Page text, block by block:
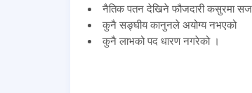
नैतिक पतन देखिने फौजदारी कसुरमा
कुनै सङ्घीय कानुनले अयोग्य नभएको
कुनै लाभको पद धारण नगरेको ।